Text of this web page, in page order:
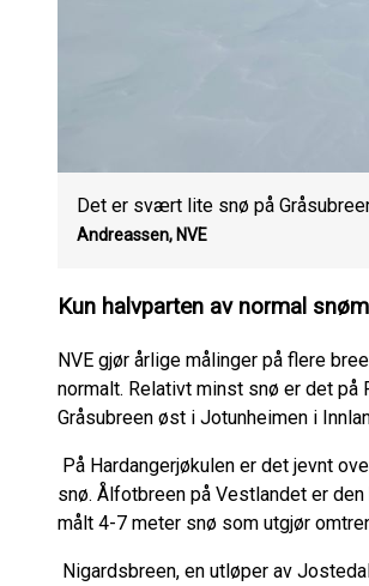
Det er svært lite snø på
Andreassen, NVE
Kun halvparten av normal
NVE gjør årlige målinger på flere
normalt. Relativt minst snø er det på
Gråsubreen øst i Jotunheimen i
På Hardangerjøkulen er det jevnt
snø. Ålfotbreen på Vestlandet er
målt 4-7 meter snø som utgjør
Nigardsbreen, en utløper av